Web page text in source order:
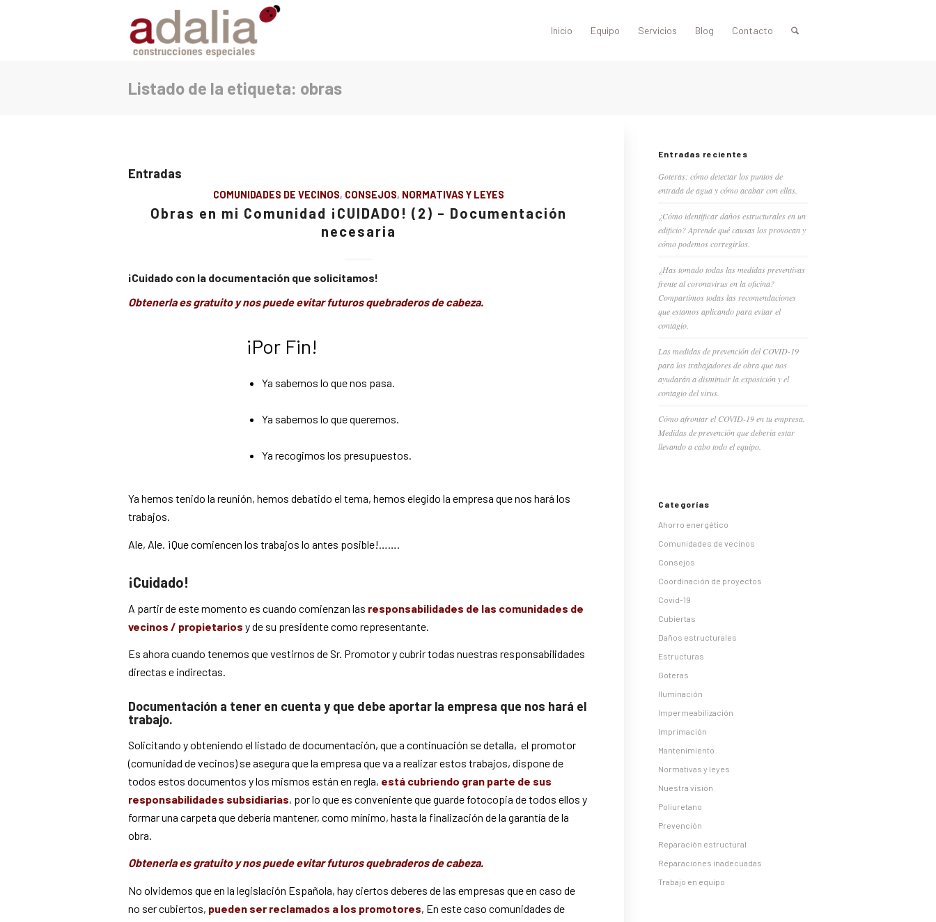
Inicio Equipo Servicios Blog Contacto
Listado de la etiqueta: obras
Entradas
COMUNIDADES DE VECINOS, CONSEJOS, NORMATIVAS Y LEYES
Obras en mi Comunidad ¡CUIDADO! (2) – Documentación
necesaria
¡Cuidado con la documentación que solicitamos!
Obtenerla es gratuito y nos puede evitar futuros quebraderos de cabeza.
¡Por Fin!
Ya sabemos lo que nos pasa.
Ya sabemos lo que queremos.
Ya recogimos los presupuestos.
Ya hemos tenido la reunión, hemos debatido el tema, hemos elegido la empresa que nos hará los
trabajos.
Ale, Ale. ¡Que comiencen los trabajos lo antes posible!…….
¡Cuidado!
A partir de este momento es cuando comienzan las responsabilidades de las comunidades de
vecinos / propietarios y de su presidente como representante.
Es ahora cuando tenemos que vestirnos de Sr. Promotor y cubrir todas nuestras responsabilidades
directas e indirectas.
Documentación a tener en cuenta y que debe aportar la empresa que nos hará el
trabajo.
Solicitando y obteniendo el listado de documentación, que a continuación se detalla, el promotor
(comunidad de vecinos) se asegura que la empresa que va a realizar estos trabajos, dispone de
todos estos documentos y los mismos están en regla, está cubriendo gran parte de sus
responsabilidades subsidiarias, por lo que es conveniente que guarde fotocopia de todos ellos y
formar una carpeta que debería mantener, como mínimo, hasta la finalización de la garantía de la
obra.
Obtenerla es gratuito y nos puede evitar futuros quebraderos de cabeza.
No olvidemos que en la legislación Española, hay ciertos deberes de las empresas que en caso de
no ser cubiertos, pueden ser reclamados a los promotores, En este caso comunidades de
Entradas recientes
Goteras: cómo detectar los puntos de
entrada de agua y cómo acabar con ellas.
¿Cómo identificar daños estructurales en un
edificio? Aprende qué causas los provocan y
cómo podemos corregirlos.
¿Has tomado todas las medidas preventivas
frente al coronavirus en la oficina?
Compartimos todas las recomendaciones
que estamos aplicando para evitar el
contagio.
Las medidas de prevención del COVID-19
para los trabajadores de obra que nos
ayudarán a disminuir la exposición y el
contagio del virus.
Cómo afrontar el COVID-19 en tu empresa.
Medidas de prevención que debería estar
llevando a cabo todo el equipo.
Categorías
Ahorro energético
Comunidades de vecinos
Consejos
Coordinación de proyectos
Covid-19
Cubiertas
Daños estructurales
Estructuras
Goteras
Iluminación
Impermeabilización
Imprimación
Mantenimiento
Normativas y leyes
Nuestra visión
Poliuretano
Prevención
Reparación estructural
Reparaciones inadecuadas
Trabajo en equipo